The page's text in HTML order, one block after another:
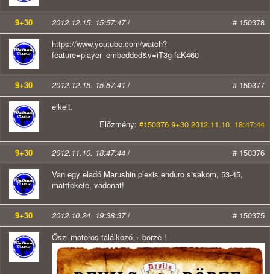
9+30 2012.12.15. 15:57:47/
# 150378
https://www.youtube.com/watch?
feature=player_embedded&v=iT3g-faK460
9+30 2012.12.15. 15:57:41 /
# 150377
elkelt.
Előzmény: #150376 9+30 2012.11.10. 18:47:44
9+30 2012.11.10. 18:47:44 /
# 150376
Van egy eladó Marushin plexis enduro sisakom, 53-45,
mattfekete, vadonat!
9+30 2012.10.24. 19:38:37/
# 150375
Őszi motoros találkozó + börze !